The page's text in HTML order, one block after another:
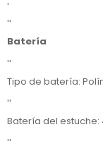
'
''
Batería
''
Tipo de batería:
''
Batería del estuche:
''